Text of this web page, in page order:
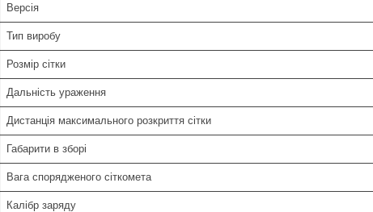
Версія
Тип виробу
Розмір сітки
Дальність ураження
Дистанція максимального розкриття сітки
Габарити в зборі
Вага спорядженого сіткомета
Калібр заряду